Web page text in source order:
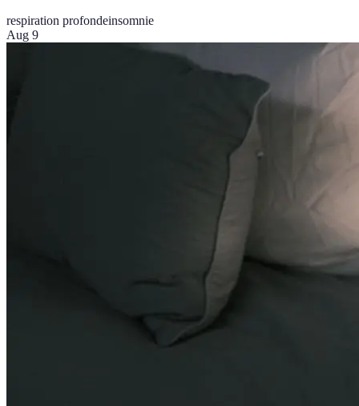
respiration profondeinsomnie
Aug 9